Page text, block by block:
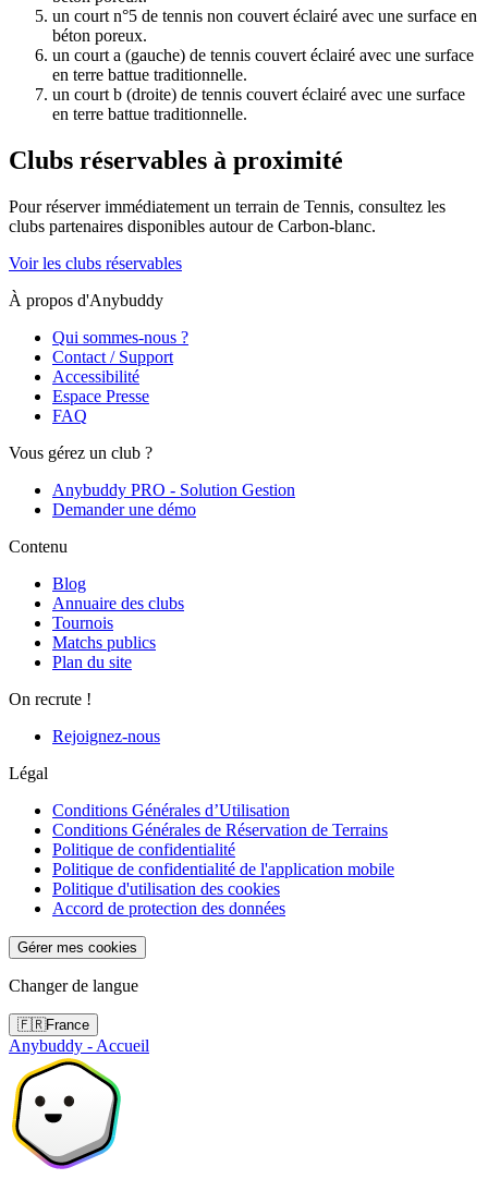
un court n°5 de tennis non couvert éclairé avec une surface en
béton poreux.
un court a (gauche) de tennis couvert éclairé avec une surface
en terre battue traditionnelle.
un court b (droite) de tennis couvert éclairé avec une surface
en terre battue traditionnelle.
Clubs réservables à proximité
Pour réserver immédiatement un terrain de Tennis, consultez les
clubs partenaires disponibles autour de Carbon-blanc.
Voir les clubs réservables
À propos d'Anybuddy
Qui sommes-nous ?
Contact / Support
Accessibilité
Espace Presse
FAQ
Vous gérez un club ?
Anybuddy PRO - Solution Gestion
Demander une démo
Contenu
Blog
Annuaire des clubs
Tournois
Matchs publics
Plan du site
On recrute !
Rejoignez-nous
Légal
Conditions Générales d’Utilisation
Conditions Générales de Réservation de Terrains
Politique de confidentialité
Politique de confidentialité de l'application mobile
Politique d'utilisation des cookies
Accord de protection des données
Gérer mes cookies
Changer de langue
🇫🇷France
Anybuddy - Accueil